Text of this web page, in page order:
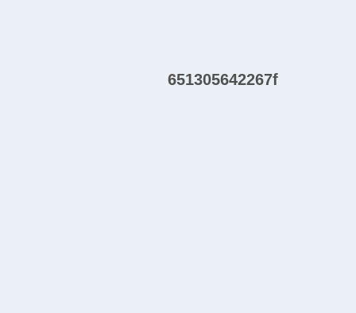
651305642267f